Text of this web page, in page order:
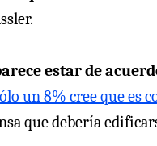
estar de
un 8% cree que es
que debería